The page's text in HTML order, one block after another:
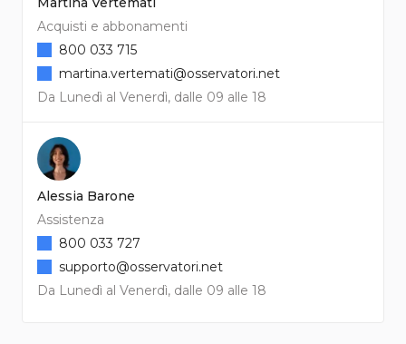
Acquisti e abbonamenti
Da Lunedì al Venerdì, dalle 09 alle 18
800 033 715
martina.vertemati@osservatori.net
Alessia Barone
Assistenza
Da Lunedì al Venerdì, dalle 09 alle 18
800 033 727
supporto@osservatori.net